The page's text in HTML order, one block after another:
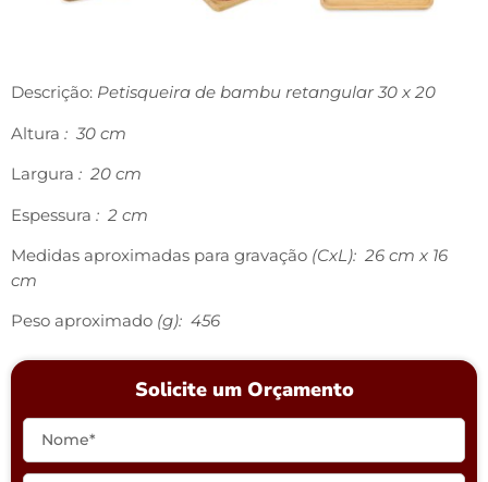
Descrição: Petisqueira de bambu retangular 30 x 20
Altura : 30 cm
Largura : 20 cm
Espessura : 2 cm
Medidas aproximadas para gravação (CxL): 26 cm x 16
cm
Peso aproximado (g): 456
Solicite um Orçamento